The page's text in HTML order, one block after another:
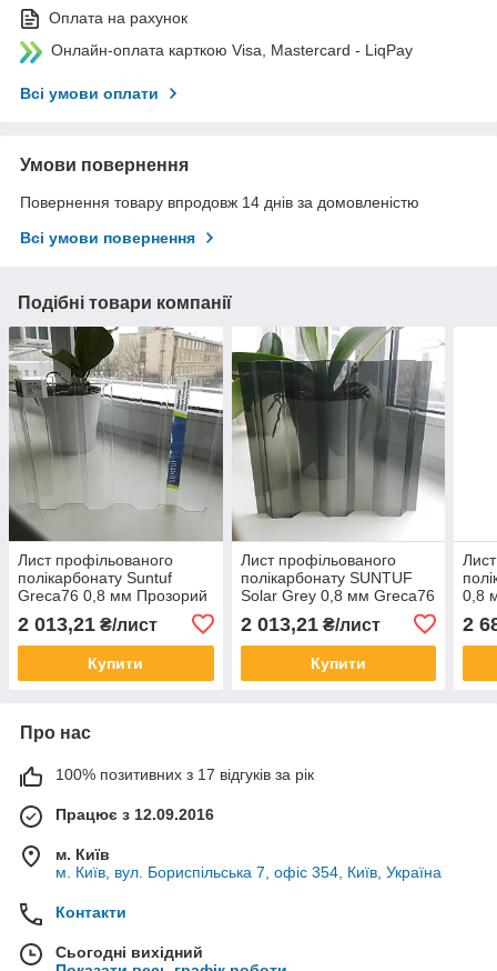
Оплата на рахунок
Онлайн-оплата карткою Visa, Mastercard - LiqPay
Всі умови оплати
Умови повернення
Повернення товару впродовж 14 днів за домовленістю
Всі умови повернення
Подібні товари компанії
Лист профільованого
полікарбонату Suntuf
Greca76 0,8 мм Прозорий
2 013,21 ₴/лист
Купити
Лист профільованого
полікарбонату SUNTUF
Solar Grey 0,8 мм Greca76
Сірий графіт 1260x3000
мм
2 013,21₴/лист
Купити
0,8
2
Про нас
100% позитивних з 17 відгуків за рік
Працює з 12.09.2016
м. Київ
м. Київ, вул. Бориспільська 7, офіс 354, Київ, Україна
Контакти
Сьогодні вихідний